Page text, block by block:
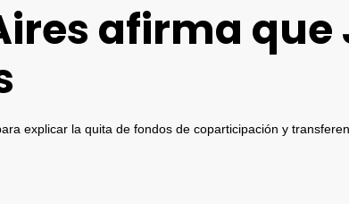
afirma que
explicar la quita de fondos de coparticipación y